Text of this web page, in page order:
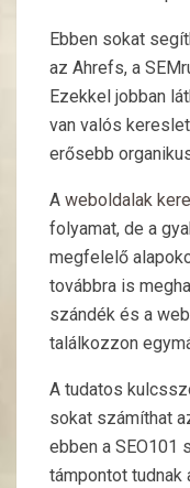
Ebben sokat
az Ahrefs, a
Ezekkel jobban
van valós
erősebb
A weboldalak
folyamat, de a
megfelelő
továbbra is
szándék és a
találkozzon
A tudatos
sokat számíthat
ebben a SEO101
támpontot tudnak